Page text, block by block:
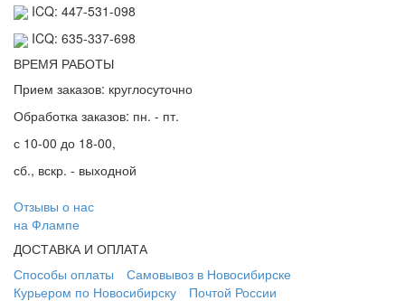
ICQ: 447-531-098
ICQ: 635-337-698
ВРЕМЯ РАБОТЫ
Прием заказов: круглосуточно
Обработка заказов: пн. - пт.
с 10-00 до 18-00,
сб., вскр. - выходной
Отзывы о нас
на Флампе
ДОСТАВКА И ОПЛАТА
Способы оплаты
Самовывоз в Новосибирске
Курьером по Новосибирску
Почтой России